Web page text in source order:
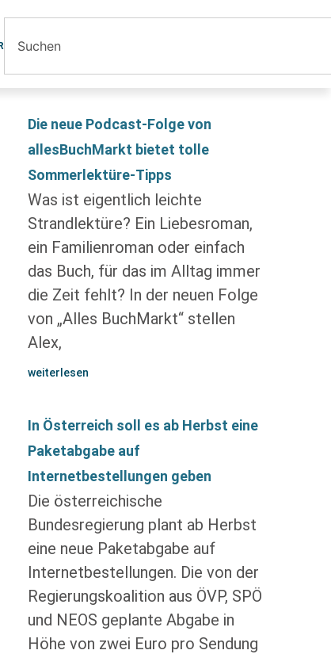
Die neue Podcast-Folge von
allesBuchMarkt bietet tolle
Sommerlektüre-Tipps
Was ist eigentlich leichte
Strandlektüre? Ein Liebesroman,
ein Familienroman oder einfach
das Buch, für das im Alltag immer
die Zeit fehlt? In der neuen Folge
von „Alles BuchMarkt“ stellen
Alex,
weiterlesen
In Österreich soll es ab Herbst eine
Paketabgabe auf
Internetbestellungen geben
Die österreichische
Bundesregierung plant ab Herbst
eine neue Paketabgabe auf
Internetbestellungen. Die von der
Regierungskoalition aus ÖVP, SPÖ
und NEOS geplante Abgabe in
Höhe von zwei Euro pro Sendung